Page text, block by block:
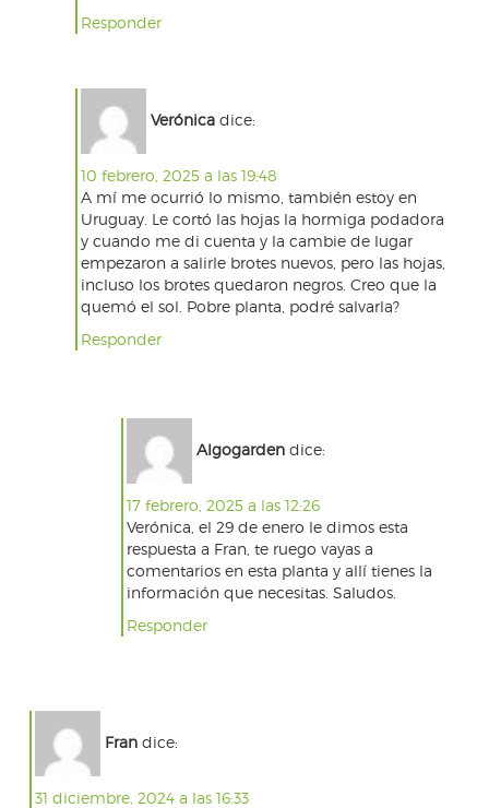
Responder
Verónica dice:
10 febrero, 2025 a las 19:48
A mí me ocurrió lo mismo, también estoy en
Uruguay. Le cortó las hojas la hormiga podadora
y cuando me di cuenta y la cambie de lugar
empezaron a salirle brotes nuevos, pero las hojas,
incluso los brotes quedaron negros. Creo que la
quemó el sol. Pobre planta, podré salvarla?
Responder
Algogarden dice:
17 febrero, 2025 a las 12:26
Verónica, el 29 de enero le dimos esta
respuesta a Fran, te ruego vayas a
comentarios en esta planta y allí tienes la
información que necesitas. Saludos.
Responder
Fran dice:
31 diciembre, 2024 a las 16:33